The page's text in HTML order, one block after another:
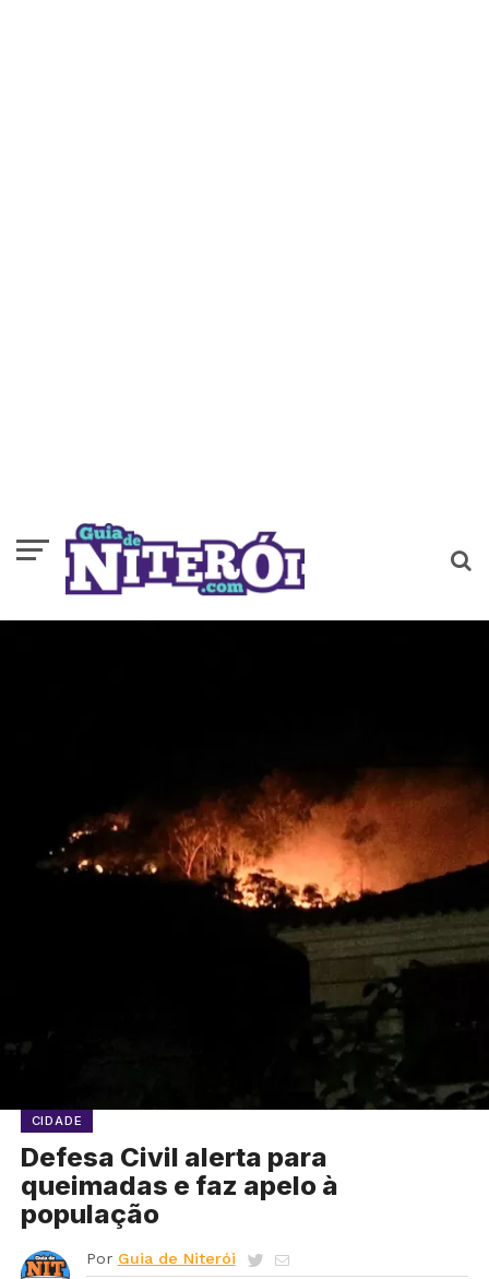
CIDADE
Defesa Civil alerta para
queimadas e faz apelo à
população
Por Guia de Niterói